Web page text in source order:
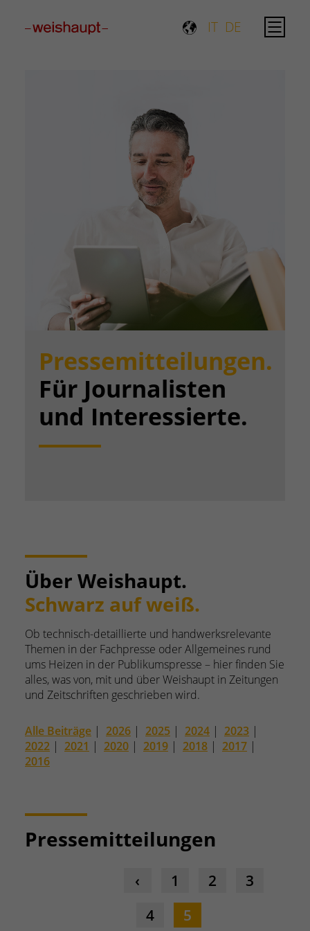
IT DE
Pressemitteilungen.
Für Journalisten
und Interessierte.
Über Weishaupt.
Schwarz auf weiß.
Ob technisch-detaillierte und handwerksrelevante
Themen in der Fachpresse oder Allgemeines rund
ums Heizen in der Publikumspresse – hier finden Sie
alles, was von, mit und über Weishaupt in Zeitungen
und Zeitschriften geschrieben wird.
Alle Beiträge | 2026 | 2025 | 2024 | 2023 |
2022 | 2021 | 2020 | 2019 | 2018 | 2017 |
2016
Pressemitteilungen
1 2
3
4
5